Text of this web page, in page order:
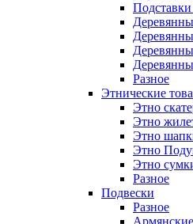
Разное
Этнические
Этно
Этно
Этно
Этно
Этно
Разное
Подвески
Разное